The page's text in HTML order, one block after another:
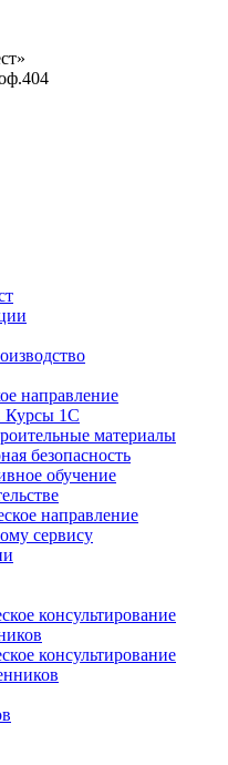
направление
Курсы 1С
материалы
безопасность
обучение
направление
сервису
консультирование
консультирование